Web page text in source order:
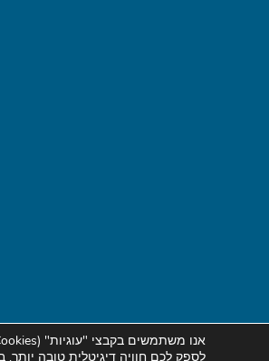
אנו משתמשים בקבצי "עוגיות" (
לספק לכם חוויה דיגיטלית טובה